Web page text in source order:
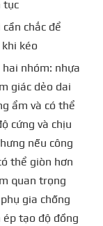
tục
chắc để
kéo
nhóm: nhựa
giác dẻo dai
ẩm và có thể
cứng và chịu
nếu công
thể giòn hơn
quan trọng
gia chống
ép tạo độ đồng